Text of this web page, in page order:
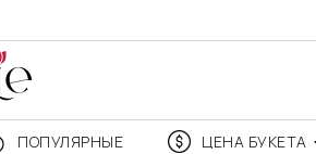
ПОПУЛЯРНЫЕ ЦЕНА БУКЕТА